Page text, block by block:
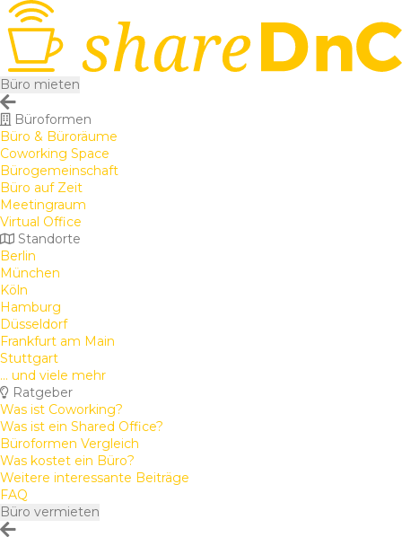
Büro mieten
Büroformen
Büro & Büroräume
Coworking Space
Bürogemeinschaft
Büro auf Zeit
Meetingraum
Virtual Office
Standorte
Berlin
München
Köln
Hamburg
Düsseldorf
Frankfurt am Main
Stuttgart
... und viele mehr
Ratgeber
Was ist Coworking?
Was ist ein Shared Office?
Büroformen Vergleich
Was kostet ein Büro?
Weitere interessante Beiträge
FAQ
Büro vermieten